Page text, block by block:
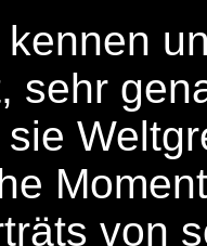
sehr
von